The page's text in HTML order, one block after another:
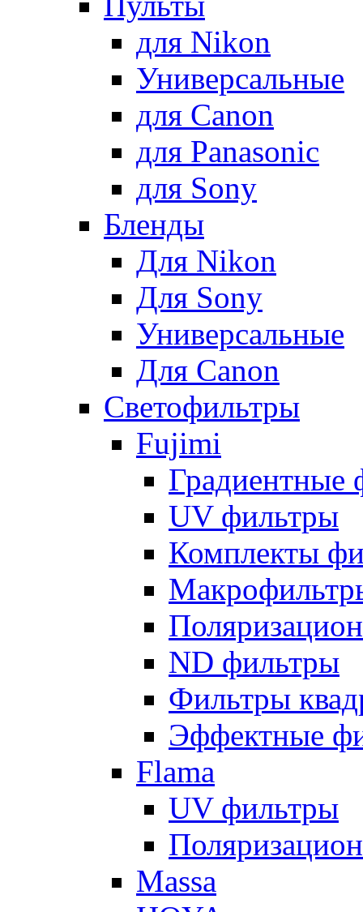
для Nikon
Универсальные
для Canon
для Panasonic
для Sony
Бленды
Для Nikon
Для Sony
Универсальные
Для Canon
Светофильтры
Fujimi
Градиентные
UV фильтры
Комплекты
ND фильтры
Фильтры
Эффектные
Flama
UV фильтры
Massa